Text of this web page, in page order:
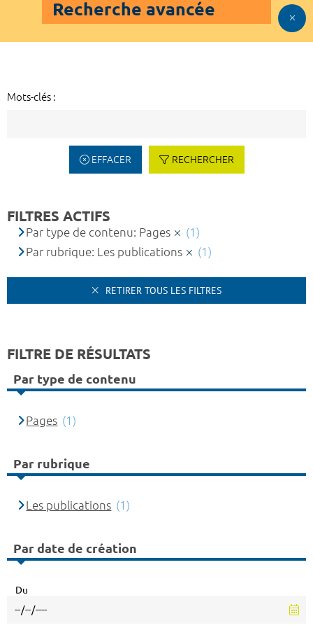
Recherche avancée
Mots-clés :
EFFACER RECHERCHER
FILTRES ACTIFS
Par type de contenu: Pages
(1)
Par rubrique: Les publications
(1)
RETIRER TOUS LES FILTRES
FILTRE DE RÉSULTATS
Par type de contenu
Pages (1)
Par rubrique
Les publications (1)
Par date de création
Du